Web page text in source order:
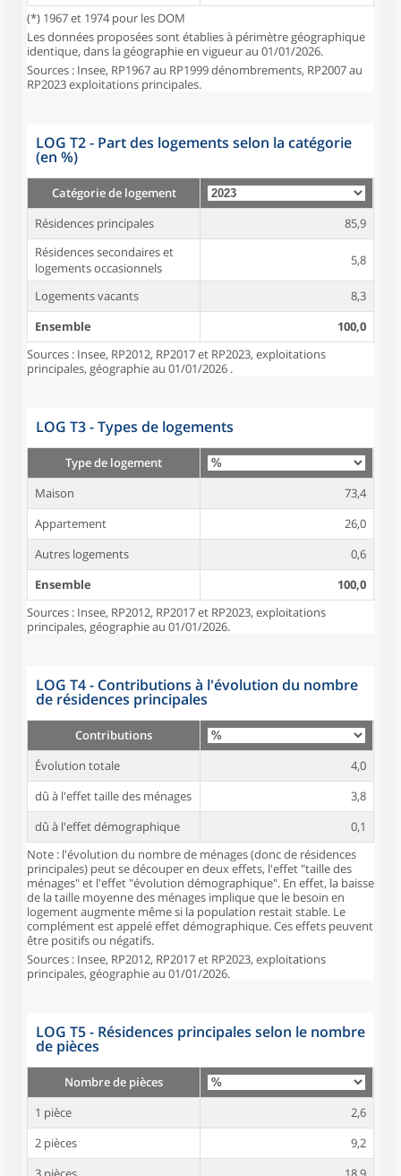
(*) 1967 et 1974 pour les DOM
Les données proposées sont établies à périmètre géographique
identique, dans la géographie en vigueur au 01/01/2026.
Sources : Insee, RP1967 au RP1999 dénombrements, RP2007 au
RP2023 exploitations principales.
LOG T2 - Part des logements selon la catégorie
(en %)
Catégorie de logement
Résidences principales
85,9
Résidences secondaires et
logements occasionnels
5,8
Logements vacants
8,3
Ensemble
100,0
Sources : Insee, RP2012, RP2017 et RP2023, exploitations
principales, géographie au 01/01/2026 .
LOG T3 - Types de logements
Type de logement
Maison
73,4
Appartement
26,0
Autres logements
0,6
Ensemble
100,0
Sources : Insee, RP2012, RP2017 et RP2023, exploitations
principales, géographie au 01/01/2026.
LOG T4 - Contributions à l'évolution du nombre
de résidences principales
Contributions
Évolution totale
4,0
dû à l'effet taille des ménages
3,8
dû à l'effet démographique
0,1
Note : l'évolution du nombre de ménages (donc de résidences
principales) peut se découper en deux effets, l'effet "taille des
ménages" et l'effet "évolution démographique". En effet, la baisse
de la taille moyenne des ménages implique que le besoin en
logement augmente même si la population restait stable. Le
complément est appelé effet démographique. Ces effets peuvent
être positifs ou négatifs.
Sources : Insee, RP2012, RP2017 et RP2023, exploitations
principales, géographie au 01/01/2026.
LOG T5 - Résidences principales selon le nombre
de pièces
Nombre de pièces
1 pièce
2,6
2 pièces
9,2